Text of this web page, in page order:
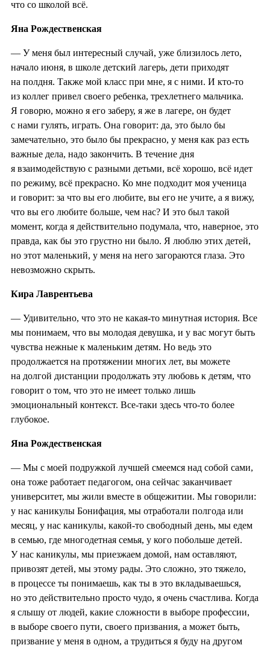
что со школой всё.
Яна Рождественская
— У меня был интересный случай, уже близилось лето,
начало июня, в школе детский лагерь, дети приходят
на полдня. Также мой класс при мне, я с ними. И кто-то
из коллег привел своего ребенка, трехлетнего мальчика.
Я говорю, можно я его заберу, я же в лагере, он будет
с нами гулять, играть. Она говорит: да, это было бы
замечательно, это было бы прекрасно, у меня как раз есть
важные дела, надо закончить. В течение дня
я взаимодействую с разными детьми, всё хорошо, всё идет
по режиму, всё прекрасно. Ко мне подходит моя ученица
и говорит: за что вы его любите, вы его не учите, а я вижу,
что вы его любите больше, чем нас? И это был такой
момент, когда я действительно подумала, что, наверное, это
правда, как бы это грустно ни было. Я люблю этих детей,
но этот маленький, у меня на него загораются глаза. Это
невозможно скрыть.
Кира Лаврентьева
— Удивительно, что это не какая-то минутная история. Все
мы понимаем, что вы молодая девушка, и у вас могут быть
чувства нежные к маленьким детям. Но ведь это
продолжается на протяжении многих лет, вы можете
на долгой дистанции продолжать эту любовь к детям, что
говорит о том, что это не имеет только лишь
эмоциональный контекст. Все-таки здесь что-то более
глубокое.
Яна Рождественская
— Мы с моей подружкой лучшей смеемся над собой сами,
она тоже работает педагогом, она сейчас заканчивает
университет, мы жили вместе в общежитии. Мы говорили:
у нас каникулы Бонифация, мы отработали полгода или
месяц, у нас каникулы, какой-то свободный день, мы едем
в семью, где многодетная семья, у кого побольше детей.
У нас каникулы, мы приезжаем домой, нам оставляют,
привозят детей, мы этому рады. Это сложно, это тяжело,
в процессе ты понимаешь, как ты в это вкладываешься,
но это действительно просто чудо, я очень счастлива. Когда
я слышу от людей, какие сложности в выборе профессии,
в выборе своего пути, своего призвания, а может быть,
призвание у меня в одном, а трудиться я буду на другом